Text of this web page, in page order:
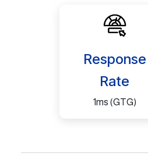
Response
Rate
1ms (GTG)